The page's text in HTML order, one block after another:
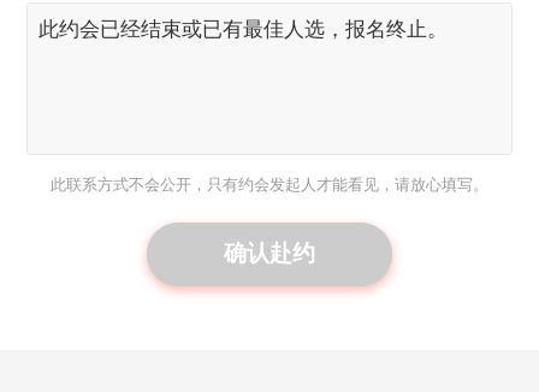
此联系方式不会公开，只有约会发起人才能看见，请放心填写。